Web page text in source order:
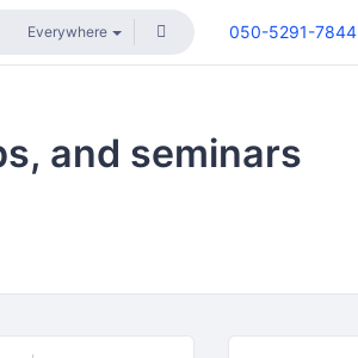
050-5291-7844
and seminars